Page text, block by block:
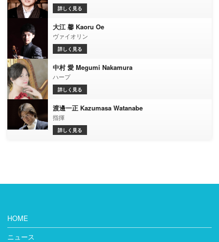
詳しく見る
大江 馨 Kaoru Oe
ヴァイオリン
詳しく見る
中村 愛 Megumi Nakamura
ハープ
詳しく見る
渡邊一正 Kazumasa Watanabe
指揮
詳しく見る
HOME
ニュース